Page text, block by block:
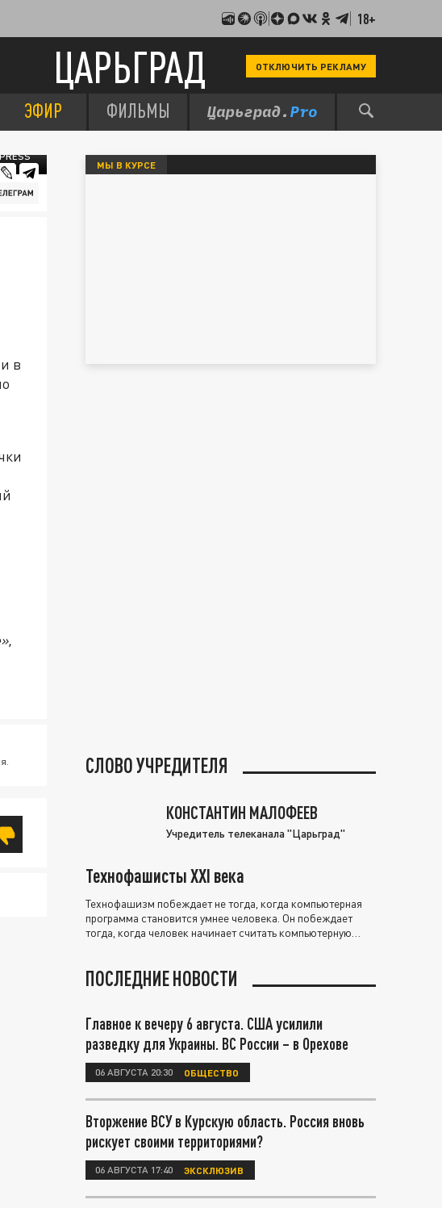
18+
ЦАРЬГРАД ОТКЛЮЧИТЬ РЕКЛАМУ
ЭФИР ФИЛЬМЫ
в
МЫ В КУРСЕ
СЛОВО УЧРЕДИТЕЛЯ
КОНСТАНТИН МАЛОФЕЕВ
Учредитель телеканала "Царьград"
Технофашисты XXI века
Технофашизм побеждает не тогда, когда компьютерная
программа становится умнее человека. Он побеждает
тогда, когда человек начинает считать компьютерную
ПОСЛЕДНИЕ НОВОСТИ
Главное к вечеру 6 августа. США усилили
разведку для Украины. ВС России – в Орехове
06 АВГУСТА 20:30 ОБЩЕСТВО
Вторжение ВСУ в Курскую область. Россия вновь
рискует своими территориями?
06 АВГУСТА 17:40 ЭКСКЛЮЗИВ